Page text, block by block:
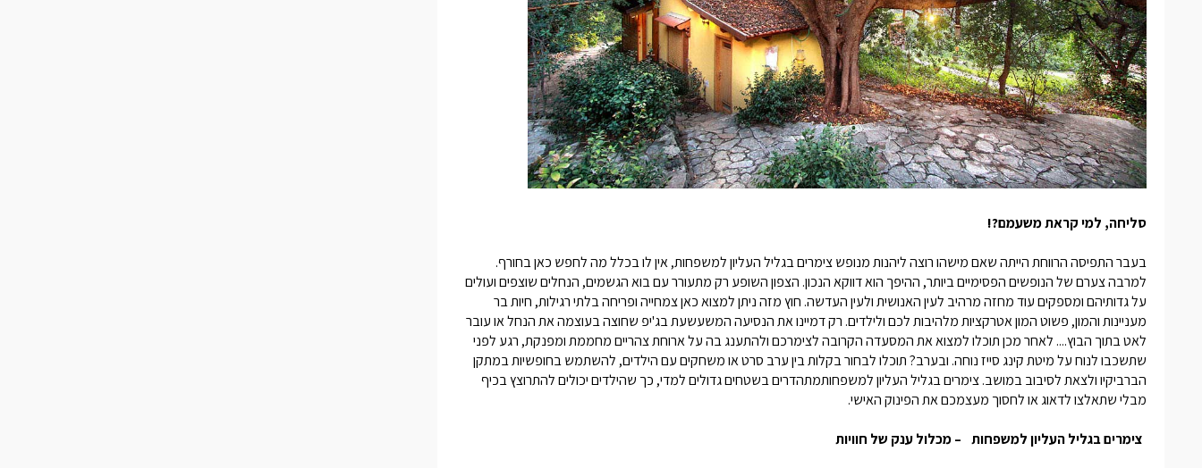
סליחה, למי קראת משעמם?!
בעבר התפיסה הרווחת הייתה שאם מישהו רוצה ליהנות מנופשצימרים בגליל העליון למשפחות, אין לו בכלל מה לחפש כאן בחורף.
למרבה צערם של הנופשים הפסימיים ביותר, ההיפך הוא דווקא הנכון. הצפון השופע רק מתעורר עם בוא הגשמים, הנחלים שוצפים ועולים
על גדותיהם ומספקים עוד מחזה מרהיב לעין האנושית ולעין העדשה. חוץ מזה ניתן למצוא כאן צמחייה ופריחה בלתי רגילות, חיות בר
מעניינות והמון, פשוט המון אטרקציות מלהיבות לכם ולילדים. רק דמיינו את הנסיעה המשעשעת בג'יפ שחוצה בעוצמה את הנחל או עובר
לאט בתוך הבוץ.... לאחר מכן תוכלו למצוא את המסעדה הקרובה לצימרכם ולהתענג בה על ארוחת צהריים מחממת ומפנקת, רגע לפני
שתשכבו לנוח על מיטת קינג סייז נוחה. ובערב? תוכלו לבחור בקלות בין ערב סרט או משחקים עם הילדים, להשתמש בחופשיות במתקן
הברביקיו ולצאת לסיבוב במושב.צימרים בגליל העליון למשפחותמתהדרים בשטחים גדולים למדי, כך שהילדים יכולים להתרוצץ בכיף
מבלי שתאלצו לדאוג או לחסוך מעצמכם את הפינוק האישי.
צימרים בגליל העליון למשפחות – מכלול ענק של חוויות